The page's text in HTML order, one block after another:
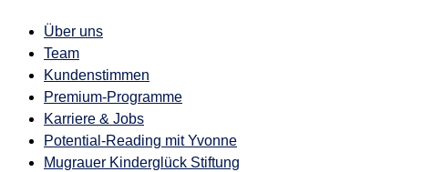
Über uns
Team
Kundenstimmen
Premium-Programme
Karriere & Jobs
Potential-Reading mit Yvonne
Mugrauer Kinderglück Stiftung